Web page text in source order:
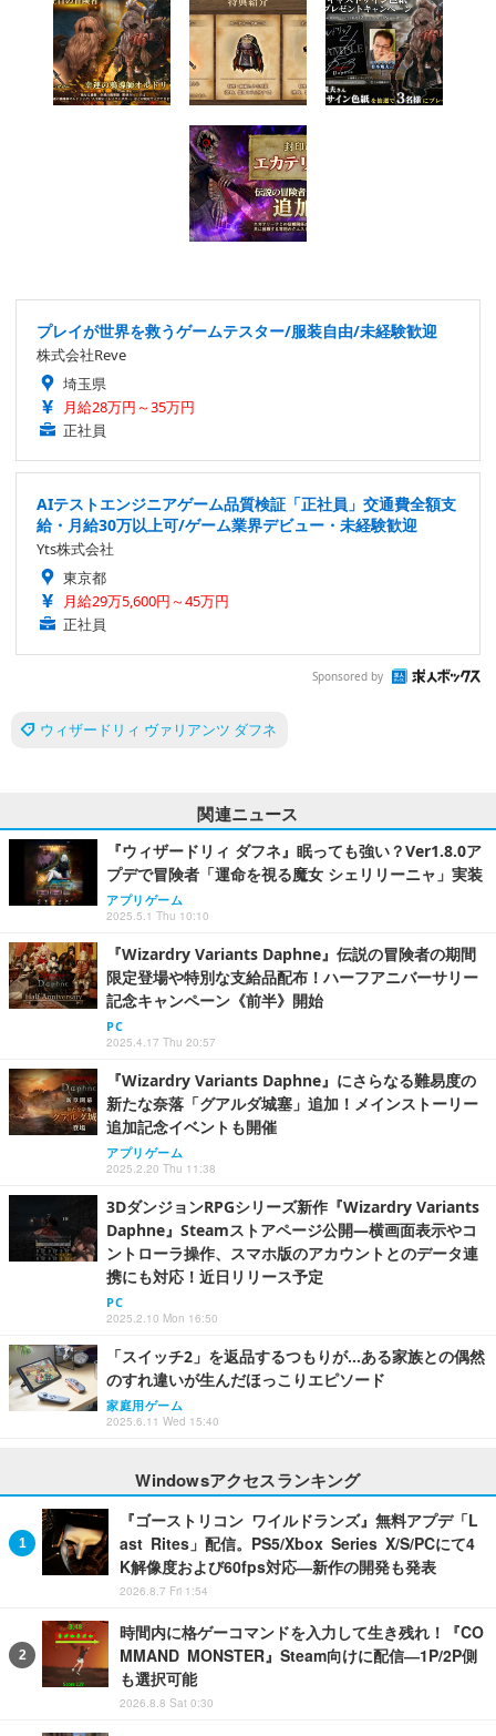
プレイが世界を救うゲームテスター/服装自由/未経験歓迎
株式会社Reve
埼玉県
月給28万円～35万円
正社員
AIテストエンジニアゲーム品質検証「正社員」交通費全額支
給・月給30万以上可/ゲーム業界デビュー・未経験歓迎
Yts株式会社
東京都
月給29万5,600円～45万円
正社員
Sponsored by
ウィザードリィ ヴァリアンツ ダフネ
関連ニュース
『ウィザードリィ ダフネ』眠っても強い？Ver1.8.0ア
プデで冒険者「運命を視る魔女 シェリリーニャ」実装
アプリゲーム
2025.5.1 Thu 10:10
『Wizardry Variants Daphne』伝説の冒険者の期間
限定登場や特別な支給品配布！ハーフアニバーサリー
記念キャンペーン《前半》開始
PC
2025.4.17 Thu 20:57
『Wizardry Variants Daphne』にさらなる難易度の
新たな奈落「グアルダ城塞」追加！メインストーリー
追加記念イベントも開催
アプリゲーム
2025.2.20 Thu 11:38
3DダンジョンRPGシリーズ新作『Wizardry Variants
Daphne』Steamストアページ公開―横画面表示やコ
ントローラ操作、スマホ版のアカウントとのデータ連
携にも対応！近日リリース予定
PC
2025.2.10 Mon 16:50
「スイッチ2」を返品するつもりが…ある家族との偶然
のすれ違いが生んだほっこりエピソード
家庭用ゲーム
2025.6.11 Wed 15:40
Windowsアクセスランキング
『ゴーストリコン ワイルドランズ』無料アプデ「L
ast Rites」配信。PS5/Xbox Series X/S/PCにて4
K解像度および60fps対応―新作の開発も発表
2026.8.7 Fri 1:54
時間内に格ゲーコマンドを入力して生き残れ！『CO
MMAND MONSTER』Steam向けに配信―1P/2P側
も選択可能
2026.8.8 Sat 0:30